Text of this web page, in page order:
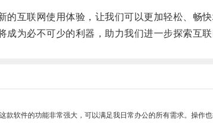
联网使用体验，让我们可以更加轻松、畅快
必不可少的利器，助力我们进一步探索互联
软件的功能非常强大，可以满足我日常办公的所有需求。操作